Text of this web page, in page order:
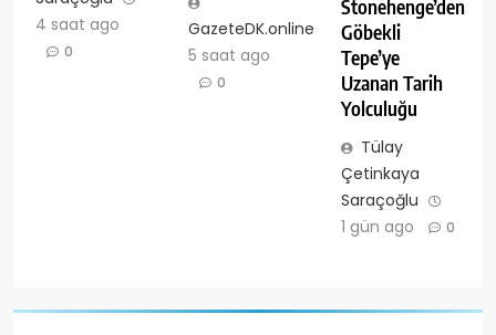
4 saat ago
0
GazeteDK.online
5 saat ago
0
Stonehenge’den
Göbekli
Tepe’ye
Uzanan Tarih
Yolculuğu
Tülay
Çetinkaya
Saraçoğlu
1 gün ago
0